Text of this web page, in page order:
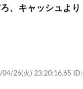
、キャッシュより
04/26(火) 23:20:16.65